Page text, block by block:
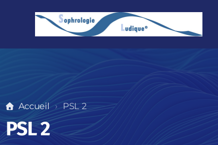
Accueil PSL 2
PSL 2
PSL 2
PSL 3